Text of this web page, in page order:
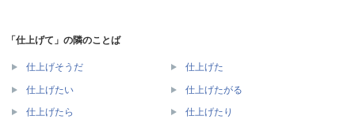
「仕上げて」の隣のことば
仕上げそうだ 仕上げた
仕上げたい 仕上げたがる
仕上げたら 仕上げたり